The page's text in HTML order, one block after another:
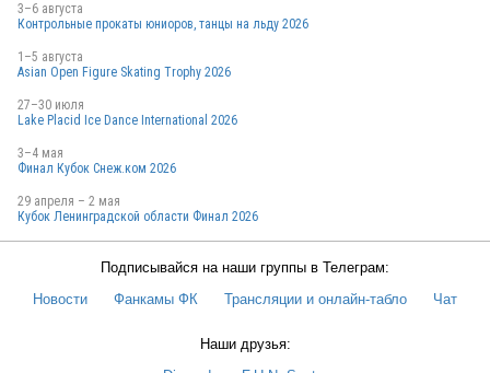
RUS
3–6 августа
Контрольные прокаты юниоров, танцы на льду 2026
1–5 августа
Asian Open Figure Skating Trophy 2026
27–30 июля
Lake Placid Ice Dance International 2026
3–4 мая
Финал Кубок Снеж.ком 2026
29 апреля – 2 мая
Кубок Ленинградской области Финал 2026
Подписывайся на наши группы в Телеграм:
Новости
Фанкамы ФК Трансляции и онлайн-табло Чат
Наши друзья: